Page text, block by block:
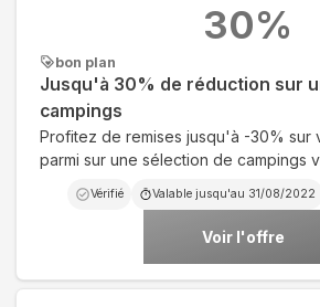
bon plan
Jusqu'à 30% de réduction sur
campings
Profitez de remises jusqu'à -30% sur
parmi sur une sélection de campings
Vérifié Valable jusqu'au 31/08/2022
Voir l'offre
30%